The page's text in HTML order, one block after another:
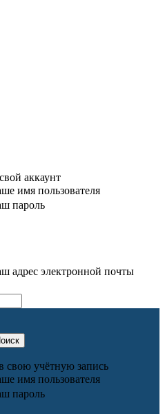
аккаунт
имя пользователя
пароль
адрес электронной почты
свою учётную запись
имя пользователя
пароль